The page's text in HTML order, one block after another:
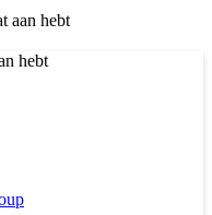
aan hebt
hebt